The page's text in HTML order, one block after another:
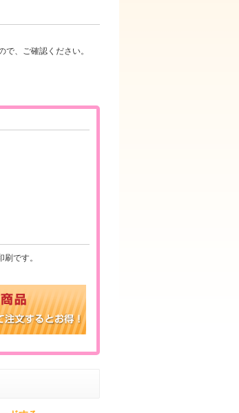
、ご確認ください。
です。